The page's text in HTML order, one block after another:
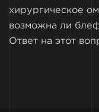
хирургическое
возможна ли
Ответ на этот